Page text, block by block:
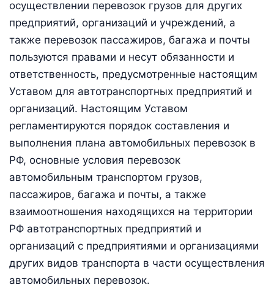
осуществлении перевозок грузов для других
предприятий, организаций и учреждений, а
также перевозок пассажиров, багажа и почты
пользуются правами и несут обязанности и
ответственность, предусмотренные настоящим
Уставом для автотранспортных предприятий и
организаций. Настоящим Уставом
регламентируются порядок составления и
выполнения плана автомобильных перевозок в
РФ, основные условия перевозок
автомобильным транспортом грузов,
пассажиров, багажа и почты, а также
взаимоотношения находящихся на территории
РФ автотранспортных предприятий и
организаций с предприятиями и организациями
других видов транспорта в части осуществления
автомобильных перевозок.